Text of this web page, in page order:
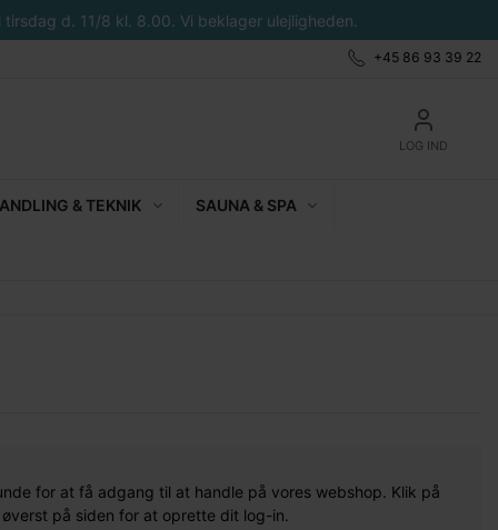
d. 11/8 kl. 8.00. Vi beklager ulejligheden.
+45 86 93 39 22
LOG IND
& TEKNIK SAUNA & SPA
for at få adgang til at handle på vores webshop. Klik på
øverst på siden for at oprette dit log-in.